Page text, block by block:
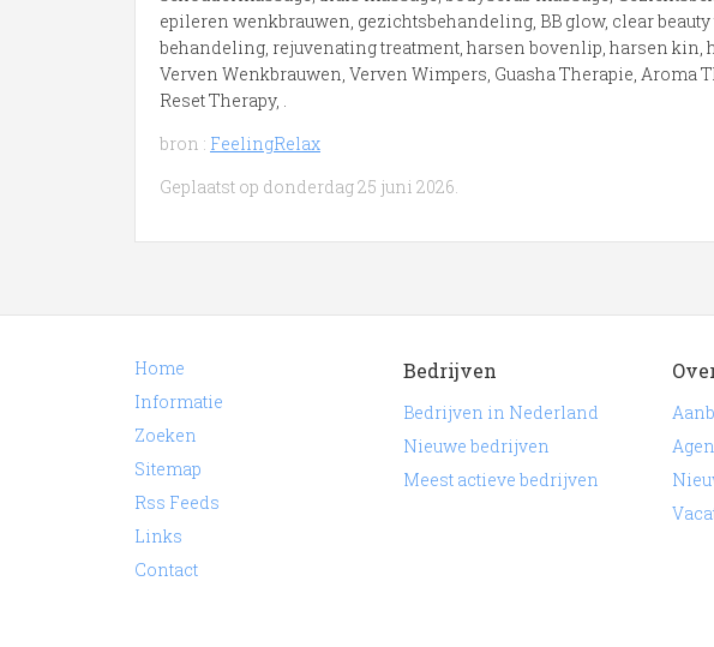
epileren wenkbrauwen, gezichtsbehandeling, BB glow, clear
behandeling, rejuvenating treatment, harsen bovenlip, harsen
Verven Wenkbrauwen, Verven Wimpers, Guasha Therapie, Aroma
Reset Therapy, .
bron : FeelingRelax
Geplaatst op donderdag 25 juni 2026.
Home
Informatie
Zoeken
Sitemap
Rss Feeds
Links
Contact
Bedrijven
Bedrijven in Nederland
Nieuwe bedrijven
Meest actieve bedrijven